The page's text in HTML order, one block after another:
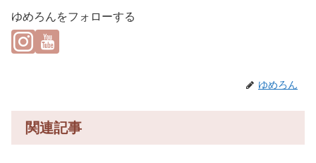
ゆめろんをフォローする
ゆめろん
関連記事